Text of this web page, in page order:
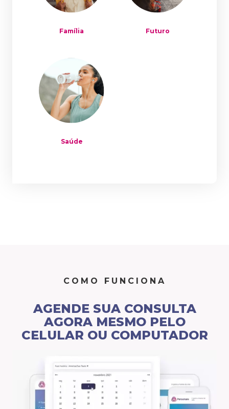
Família Futuro
Saúde
COMO FUNCIONA
AGENDE SUA CONSULTA
AGORA MESMO PELO
CELULAR OU COMPUTADOR